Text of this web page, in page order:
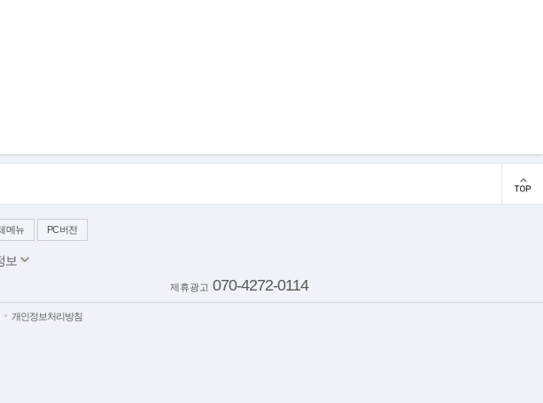
메뉴 PC버전
보
제휴광고 070-4272-0114
개인정보처리방침